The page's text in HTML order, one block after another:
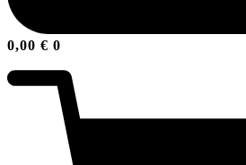
0,00 € 0